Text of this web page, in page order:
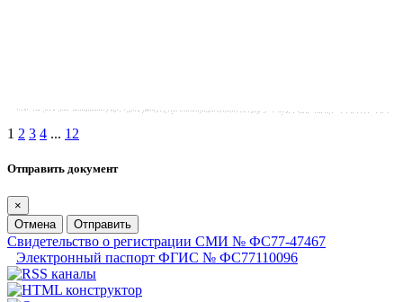
1 2 3 4 ... 12
Отправить документ
×
Отмена
Отправить
Свидетельство о регистрации СМИ № ФС77-47467
Электронный паспорт ФГИС № ФС77110096